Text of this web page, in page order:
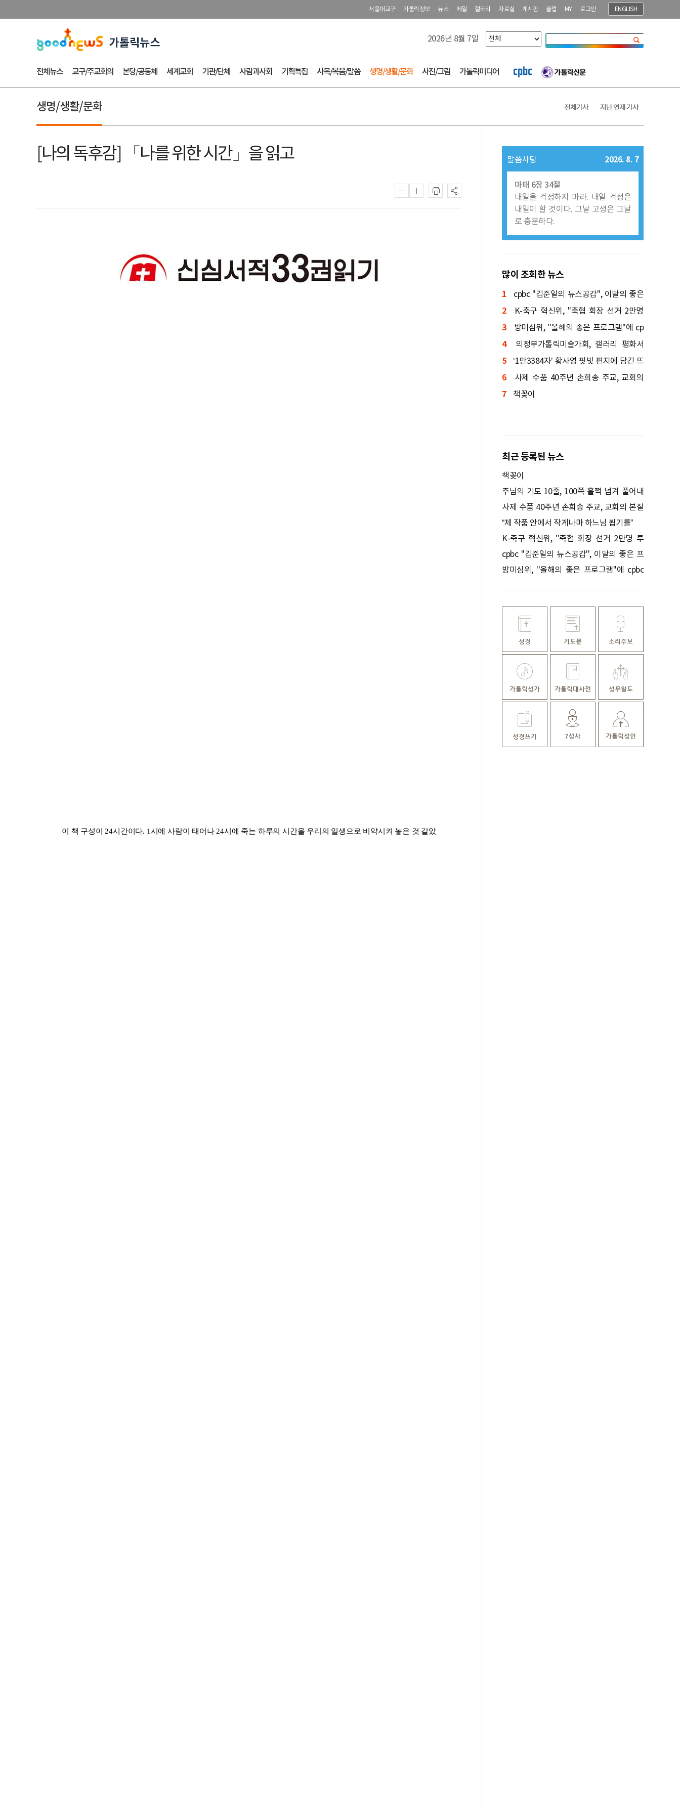
서울대교구 가톨릭정보 뉴스 메일 갤러리 자료실 게시판 클럽 MY 로그인 ENGLISH
2026년 8월 7일
전체뉴스 교구/주교회의 본당/공동체 세계교회 기관/단체 사람과사회 기획특집 사목/복음/말씀 생명/생활/문화 사진/그림 가톨릭미디어
생명/생활/문화 전체기사 지난 연재 기사
[나의 독후감] 「나를 위한 시간」을 읽고
이 책 구성이 24시간이다. 1시에 사람이 태어나 24시에 죽는 하루의 시간을 우리의 일생으로 비약시켜 놓은 것 같았
말씀사탕 2026. 8. 7
마태 6장 34절
내일을 걱정하지 마라. 내일 걱정은
내일이 할 것이다. 그날 고생은 그날
로 충분하다.
많이 조회한 뉴스
1
cpbc ''김준일의 뉴스공감'', 이달의 좋은
프로그램 선정
2
K-축구 혁신위, ''축협 회장 선거 2만명
투표'' 권고
3
방미심위, ''올해의 좋은 프로그램''에 cp
bc ''낭비미식회'' 등 선정
4
의정부가톨릭미술가회, 갤러리 평화서
신입회원전 연다
5
‘1만3384자’ 황사영 핏빛 편지에 담긴 뜨
거운 신앙 서사 「백서(帛書)」
6
사제 수품 40주년 손희송 주교, 교회의
본질을 묻다
7 책꽂이
최근 등록된 뉴스
책꽂이
주님의 기도 10줄, 100쪽 훌쩍 넘겨 풀어내
다
사제 수품 40주년 손희송 주교, 교회의 본질
을 묻다
“제 작품 안에서 작게나마 하느님 뵙기를”
K-축구 혁신위, ''축협 회장 선거 2만명 투
표'' 권고
cpbc ''김준일의 뉴스공감'', 이달의 좋은 프
로그램 선정
방미심위, ''올해의 좋은 프로그램''에 cpbc